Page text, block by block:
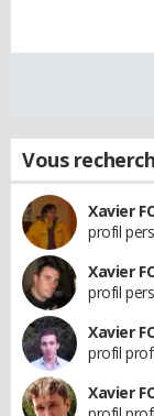
Vous
Xavier
profil
Xavier
profil
Xavier
profil
Xavier